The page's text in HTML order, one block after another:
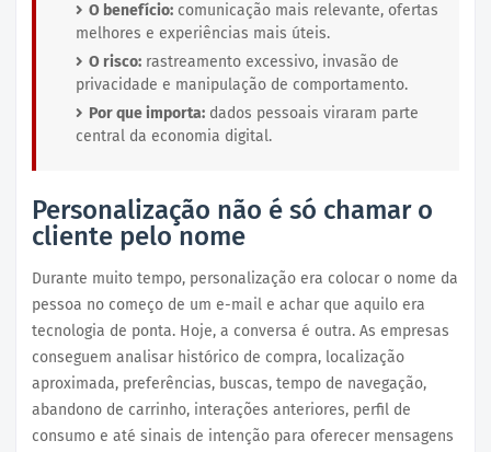
O benefício: comunicação mais relevante, ofertas
melhores e experiências mais úteis.
O risco: rastreamento excessivo, invasão de
privacidade e manipulação de comportamento.
Por que importa: dados pessoais viraram parte
central da economia digital.
Personalização não é só chamar o
cliente pelo nome
Durante muito tempo, personalização era colocar o nome da
pessoa no começo de um e-mail e achar que aquilo era
tecnologia de ponta. Hoje, a conversa é outra. As empresas
conseguem analisar histórico de compra, localização
aproximada, preferências, buscas, tempo de navegação,
abandono de carrinho, interações anteriores, perfil de
consumo e até sinais de intenção para oferecer mensagens